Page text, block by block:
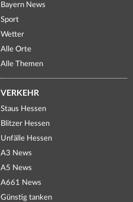
Bayern News
Sport
Wetter
Alle Orte
Alle Themen
VERKEHR
Staus Hessen
Blitzer Hessen
Unfälle Hessen
A3 News
A5 News
A661 News
Günstig tanken